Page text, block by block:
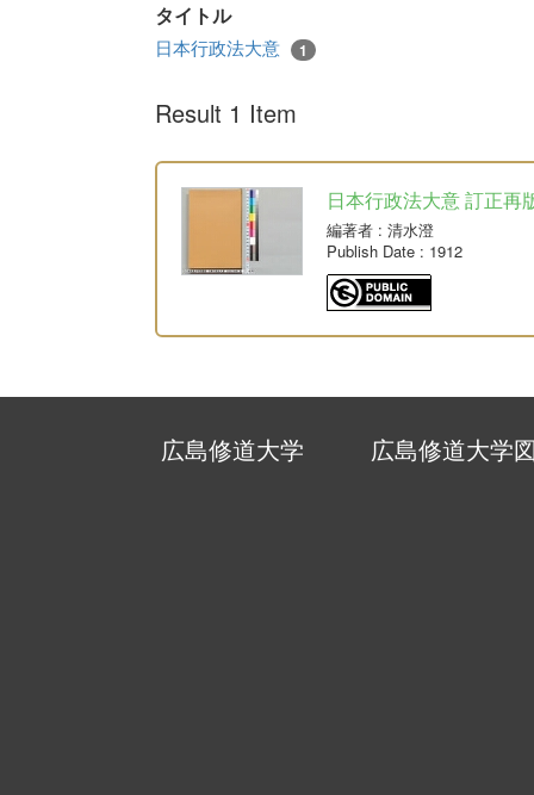
タイトル
日本行政法大意 1
Result 1 Item
日本行政法大意 訂正再
編著者 : 清水澄
Publish Date : 1912
広島修道大学 広島修道大学